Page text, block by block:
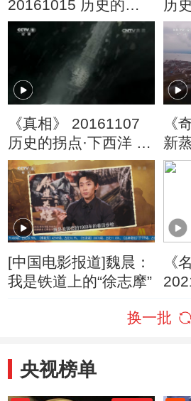
20161015 历史的拐
点·澶渊之盟 第四集
历
三
《真相》 20161107
历史的拐点·下西洋 第
二集
《
新
[中国电影报道]魏晨：
我是铁道上的“徐志摩”
《
三回
换一批
央视榜单